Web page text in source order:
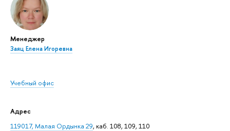
Менеджер
Заяц Елена Игоревна
Учебный офис
Адрес
119017, Малая Ордынка 29, каб. 108, 109, 110